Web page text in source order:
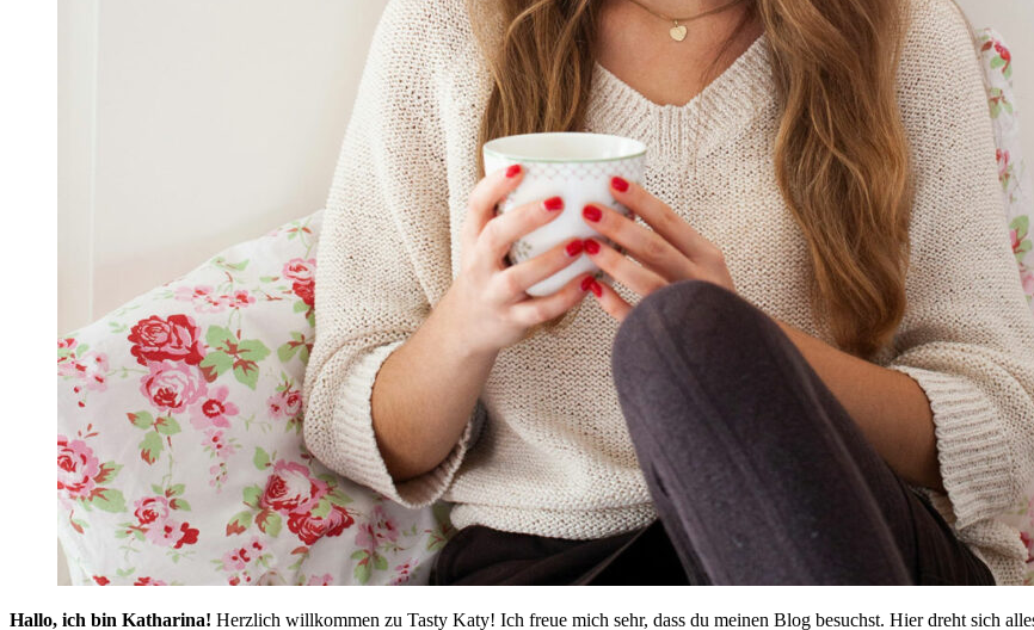
Hallo, ich bin Katharina! Herzlich willkommen zu Tasty Katy! Ich freue mich sehr, dass du meinen Blog besuchst. Hier dreht sich